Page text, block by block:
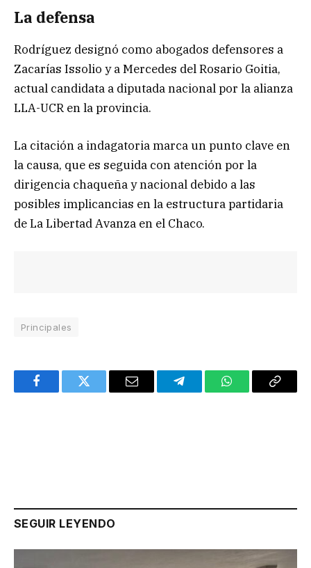
La defensa
Rodríguez designó como abogados defensores a
Zacarías Issolio y a Mercedes del Rosario Goitia,
actual candidata a diputada nacional por la alianza
LLA-UCR en la provincia.
La citación a indagatoria marca un punto clave en
la causa, que es seguida con atención por la
dirigencia chaqueña y nacional debido a las
posibles implicancias en la estructura partidaria
de La Libertad Avanza en el Chaco.
Principales
FacebookTwitter Email TelegramWhatsAppCopy
SEGUIR LEYENDO